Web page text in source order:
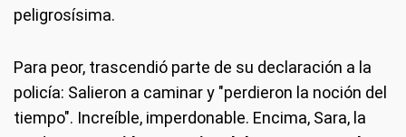
peligrosísima.
Para peor, trascendió parte de su declaración a la
policía: Salieron a caminar y "perdieron la noción del
tiempo". Increíble, imperdonable. Encima, Sara, la